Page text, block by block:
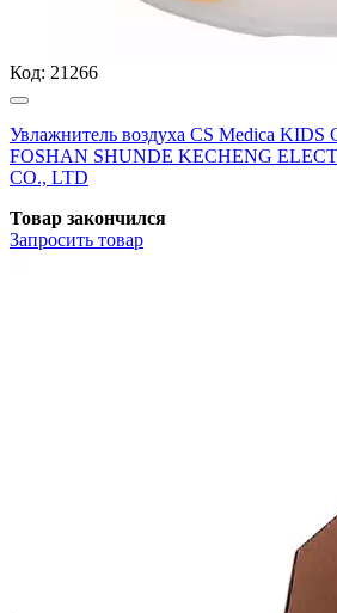
Код: 21266
Увлажнитель воздуха CS Medica KIDS
FOSHAN SHUNDE KECHENG
CO., LTD
Товар закончился
Запросить товар